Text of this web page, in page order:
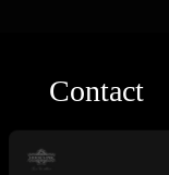
Contact